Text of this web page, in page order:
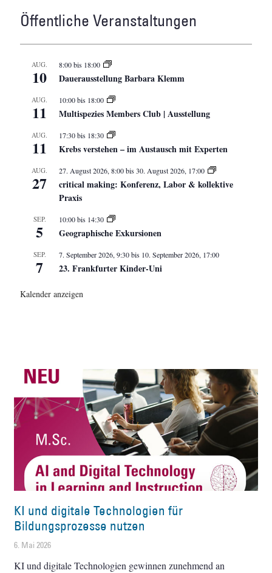
Öffentliche Veranstaltungen
AUG.
10
8:00bis 18:00
Dauerausstellung Barbara Klemm
AUG.
11
10:00bis 18:00
Multispezies Members Club | Ausstellung
AUG.
11
17:30bis 18:30
Krebs verstehen – im Austausch mit Experten
AUG.
27
27. August 2026, 8:00bis30. August 2026, 17:00
critical making: Konferenz, Labor & kollektive
Praxis
SEP.
5
10:00bis 14:30
Geographische Exkursionen
SEP.
7
7. September 2026, 9:30bis 10. September 2026, 17:00
23. Frankfurter Kinder-Uni
Kalender anzeigen
KI und digitale Technologien für
Bildungsprozesse nutzen
6. Mai 2026
KI und digitale Technologien gewinnen zunehmend an